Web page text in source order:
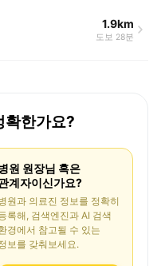
1.9km
도보 28분
확한가요?
원 원장님 혹은
계자이신가요?
원과 의료진 정보를 정확히
록해, 검색엔진과 AI 검색
경에서 참고될 수 있는
보를 갖춰보세요.